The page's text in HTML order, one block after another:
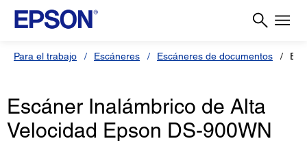
Para el trabajo Escáneres Escáneres de documentos
Escáner Inalámbrico de Alta
Velocidad Epson DS-900WN